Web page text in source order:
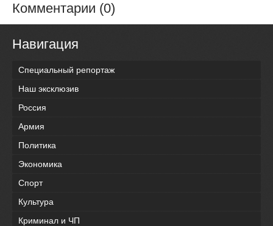
Комментарии (0)
Навигация
Специальный репортаж
Наш эксклюзив
Россия
Армия
Политика
Экономика
Спорт
Культура
Криминал и ЧП